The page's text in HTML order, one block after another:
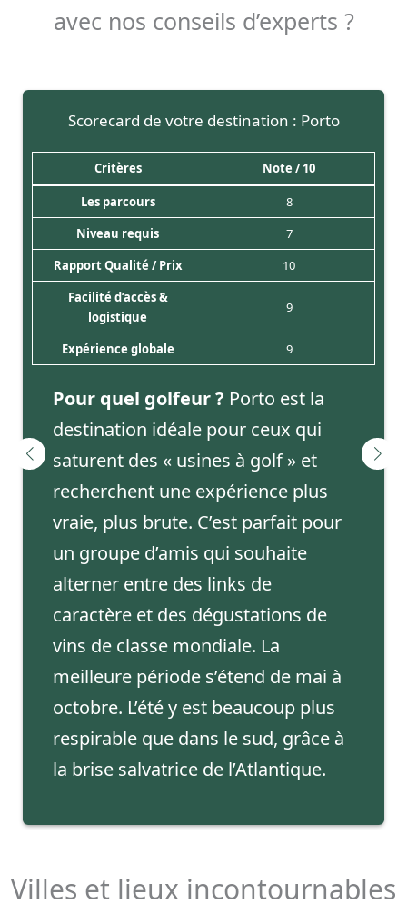
avec nos conseils d’experts ?
Scorecard de votre destination : Porto
Critères Note / 10
Les parcours
8
Niveau requis
7
Rapport Qualité / Prix
10
Facilité d’accès &
logistique
9
Expérience globale 9
Pour quel golfeur ? Porto est la
destination idéale pour ceux qui
saturent des « usines à golf » et
recherchent une expérience plus
vraie, plus brute. C’est parfait pour
un groupe d’amis qui souhaite
alterner entre des links de
caractère et des dégustations de
vins de classe mondiale. La
meilleure période s’étend de mai à
octobre. L’été y est beaucoup plus
respirable que dans le sud, grâce à
la brise salvatrice de l’Atlantique.
Villes et lieux incontournables